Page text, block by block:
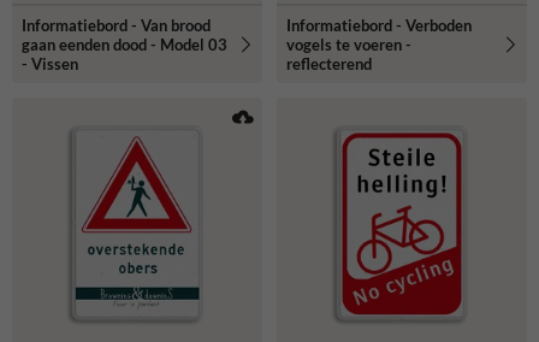
Informatiebord - Van brood
gaan eenden dood - Model 03
- Vissen
Informatiebord - Verboden
vogels te voeren -
reflecterend